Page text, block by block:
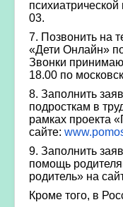
03.
7. Позвонить на
«Дети Онлайн»
Звонки
18.00 по
8. Заполнить
подросткам в
рамках проекта
сайте:
9. Заполнить
помощь
родитель» на
Кроме того, в